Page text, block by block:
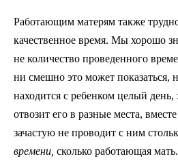
Работающим матерям также
качественное время. Мы хорошо
не количество проведенного
ни смешно это может показаться,
находится с ребенком целый
отвозит его в разные места,
зачастую не проводит с ним
времени, сколько работающая